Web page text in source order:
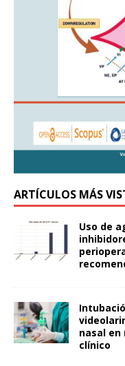
ARTÍCULOS MÁS
Uso de
nasal
clínico